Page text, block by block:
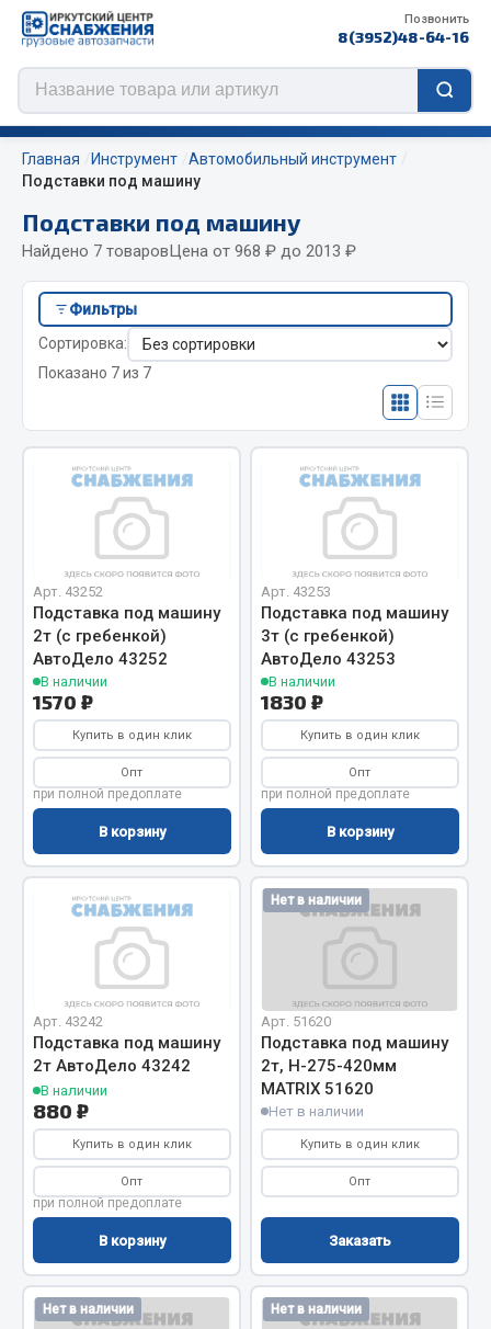
Позвонить
8(3952)48-64-16
Цепи противоскольжения
ЦЕПИ РОССИЯ
ЦЕПИ BOHU (Китай)
Изготовление цепей на колеса BOHU
QITONG
Весь раздел
Отопители салона, подогреватели
Автономные воздушные отопители
Жидкостные подогреватели
Отопители салона
Подогреватели тосола
Весь раздел
Автотовары
Аксессуары автомобильные
Аптечки и знаки автомобильные
Брызговики
Вентиляторы кабины
Вымпела
Показать ещё
Весь раздел
Смазочные материалы
Масла
Охладжающие жидкости
Технические жидкости
Весь раздел
Главная Инструмент
Автомобильный инструмент
Подставки под машину
Подставки под машину
Найдено 7 товаровЦена от 968 ₽ до 2013 ₽
Фильтры
Сортировка:
Показано 7 из 7
Арт. 43252
Подставка под машину
2т (с гребенкой)
АвтоДело 43252
В наличии
1570 ₽
Купить в один клик
Опт
при полной предоплате
В корзину
Арт. 43253
Подставка под машину
3т (с гребенкой)
АвтоДело 43253
В наличии
1830 ₽
Купить в один клик
Опт
при полной предоплате
В корзину
Арт. 43242
Подставка под машину
2т АвтоДело 43242
В наличии
880 ₽
Купить в один клик
Опт
при полной предоплате
В корзину
Нет в наличии
Арт. 51620
Подставка под машину
2т, H-275-420мм
MATRIX 51620
Нет в наличии
Купить в один клик
Опт
Заказать
Нет в наличии Нет в наличии